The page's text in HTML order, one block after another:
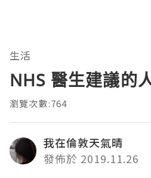
生活
NHS 醫生建議的
瀏覽次數:764
我在倫敦天氣晴
發佈於 2019.11.26